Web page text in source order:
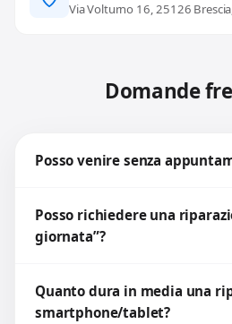
Via Volturno 16, 25126
Domande
Posso venire senza
Posso richiedere una
giornata”?
Quanto dura in media una
smartphone/tablet?